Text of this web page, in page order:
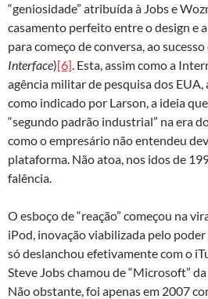
“geniosidade” atribuída à Jobs e
casamento perfeito entre o design e
para começo de conversa, ao sucesso
Interface)[6]. Esta, assim como a
agência militar de pesquisa dos
como indicado por Larson, a ideia
“segundo padrão industrial” na era
como o empresário não entendeu
plataforma. Não atoa, nos idos de
falência.
O esboço de “reação” começou na
iPod, inovação viabilizada pelo
só deslanchou efetivamente com o
Steve Jobs chamou de “Microsoft”
Não obstante, foi apenas em 2007